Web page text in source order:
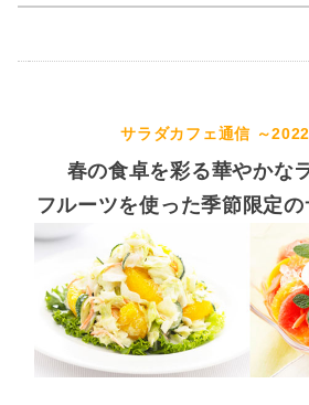
サラダカフェ通信 ～
春の食卓を彩る華やかな
フルーツを使った季節限定